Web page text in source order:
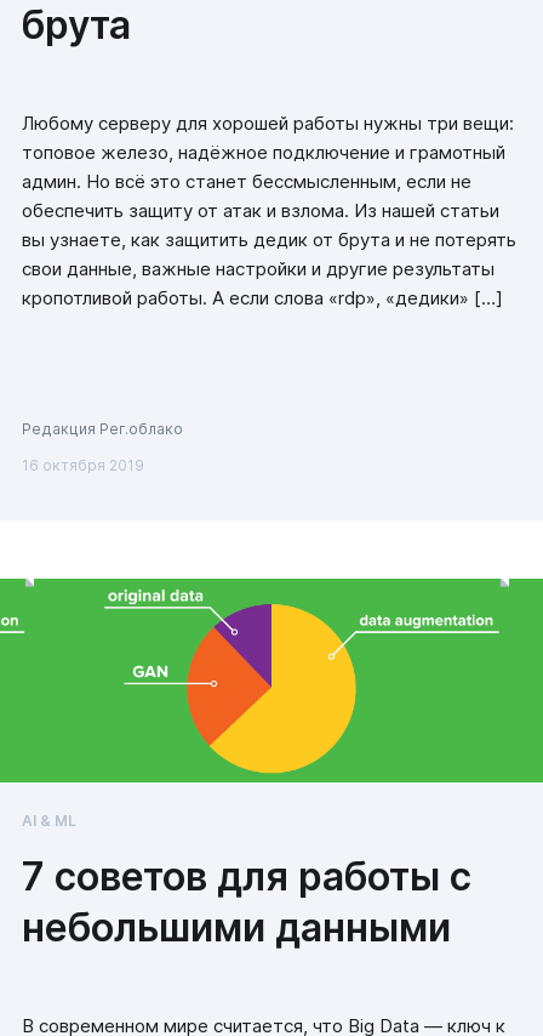
брута
Любому серверу для хорошей работы нужны три вещи:
топовое железо, надёжное подключение и грамотный
админ. Но всё это станет бессмысленным, если не
обеспечить защиту от атак и взлома. Из нашей статьи
вы узнаете, как защитить дедик от брута и не потерять
свои данные, важные настройки и другие результаты
кропотливой работы. А если слова «rdp», «дедики» […]
Редакция Рег.облако
16 октября 2019
AI & ML
7 советов для работы с
небольшими данными
В современном мире считается, что Big Data — ключ к